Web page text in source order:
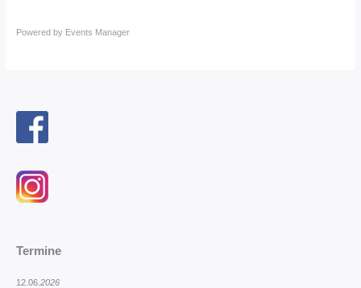
Powered by Events Manager
Termine
12.06. 2026